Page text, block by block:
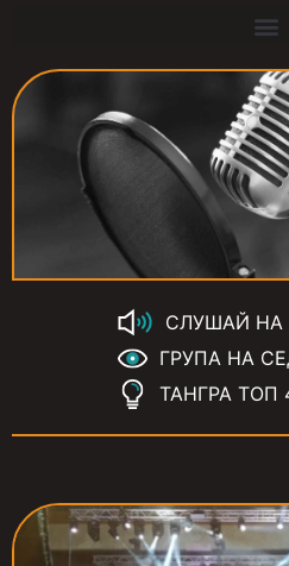
СЛУШАЙ
ГРУПА НА
ТАНГРА ТОП